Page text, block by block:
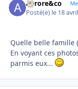
aurore&co
Posté(e) le 18
Quelle belle famille
En voyant ces
parmis eux...